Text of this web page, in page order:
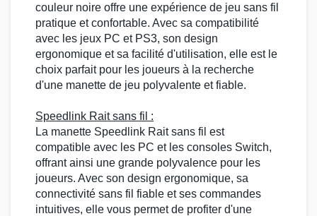
couleur noire offre une expérience de jeu sans fil
pratique et confortable. Avec sa compatibilité
avec les jeux PC et PS3, son design
ergonomique et sa facilité d'utilisation, elle est le
choix parfait pour les joueurs à la recherche
d'une manette de jeu polyvalente et fiable.
Speedlink Raitsans fil :
La manette Speedlink Raitsans fil est
compatible avec les PC et les consoles Switch,
offrant ainsi une grande polyvalence pour les
joueurs. Avec son design ergonomique, sa
connectivité sans fil fiable et ses commandes
intuitives, elle vous permet de profiter d'une